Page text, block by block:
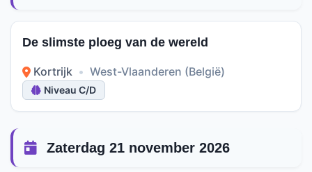
De slimste ploeg van de wereld
Kortrijk • West-Vlaanderen (België)
Niveau C/D
Zaterdag 21 november 2026